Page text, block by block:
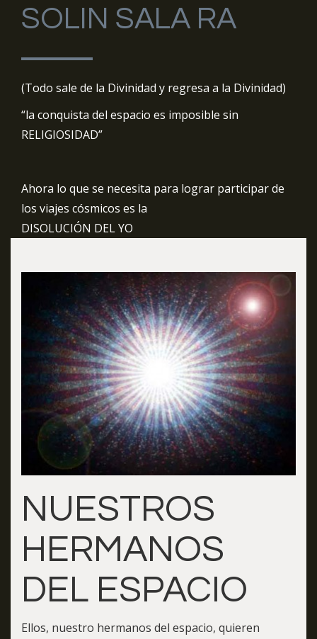
SOLIN SALA RA
(Todo sale de la Divinidad y regresa a la Divinidad)
“la conquista del espacio es imposible sin
RELIGIOSIDAD”
Ahora lo que se necesita para lograr participar de
los viajes cósmicos es la
DISOLUCIÓN DEL YO
NUESTROS
HERMANOS
DEL ESPACIO
Ellos, nuestro hermanos del espacio, quieren